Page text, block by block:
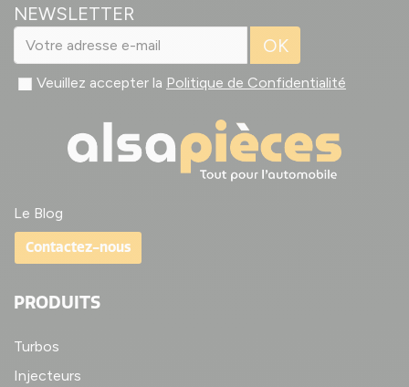
NEWSLETTER
OK
Veuillez accepter la Politique de Confidentialité
Le Blog
Contactez-nous
PRODUITS
Turbos
Injecteurs